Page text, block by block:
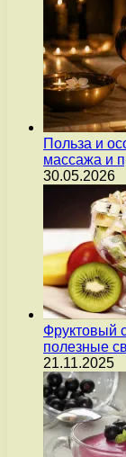
Польза и
массажа и
30.05.2026
Фруктовый
полезные
21.11.2025